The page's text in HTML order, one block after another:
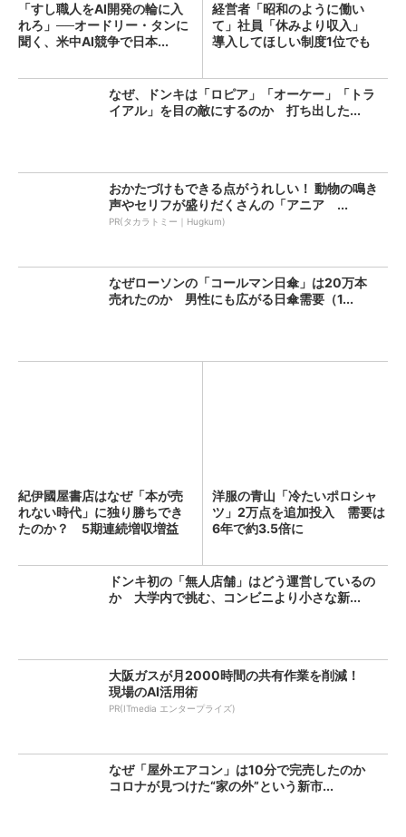
「すし職人をAI開発の輪に入
れろ」──オードリー・タンに
聞く、米中AI競争で日本...
経営者「昭和のように働い
て」社員「休みより収入」
導入してほしい制度1位でも
なぜ、ドンキは「ロピア」「オーケー」「トラ
イアル」を目の敵にするのか 打ち出した...
おかたづけもできる点がうれしい！ 動物の鳴き
声やセリフが盛りだくさんの「アニア ...
PR(タカラトミー｜Hugkum)
なぜローソンの「コールマン日傘」は20万本
売れたのか 男性にも広がる日傘需要（1...
紀伊國屋書店はなぜ「本が売
れない時代」に独り勝ちでき
たのか？ 5期連続増収増益
洋服の青山「冷たいポロシャ
ツ」2万点を追加投入 需要は
6年で約3.5倍に
ドンキ初の「無人店舗」はどう運営しているの
か 大学内で挑む、コンビニより小さな新...
大阪ガスが月2000時間の共有作業を削減！
現場のAI活用術
PR(ITmedia エンタープライズ)
なぜ「屋外エアコン」は10分で完売したのか
コロナが見つけた“家の外”という新市...